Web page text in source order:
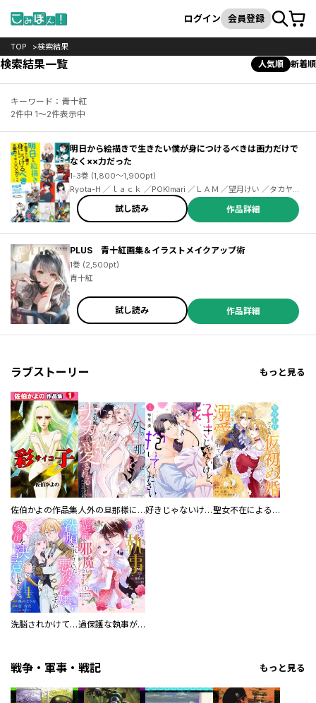
検索
ログイン 会員登録カート
TOP 検索結果
検索結果一覧 人気順 新着順
キーワード：青十紅
2件中 1～2件表示中
明日から絵描きで生きたい僕が身につけるべきは画力だけで
なく××力だった
1-3巻 (1,800～1,900pt)
Ryota-H ／ｌａｃｋ ／POKImari ／ＬＡＭ ／望月けい ／タカヤマ
トシアキ ／西沢５ミリ ／米山舞 ／PALOW. ／BUNBUN＆abec ／
しぐれうい ／ぽち ／わいっしゅ ／COJIRASELUNCHBOX ／凪白
みと ／風間雷太 ／Rii2 ／ｐｏｐｍａｎ３５８０ ／冨士原良 ／山田
シロ ／こうましろ ／林けゐ ／吉田誠治 ／青十紅 ／さくしゃ２ ／
ななかぐら ／寺田てら ／藤ちょこ ／ときわた ／はむねずこ ／ろる
BOX
試し読み 作品詳細
PLUS 青十紅画集＆イラストメイクアップ術
1巻 (2,500pt)
青十紅
試し読み 作品詳細
ラブストーリー もっと見る
佐伯かよの作品集 人外の旦那様に娶られ毎晩ナカまで愛される…。アンソロジー 好きじゃないけど、抱いてください【電子単行本版／特典おまけ付き】 聖女不在による仮初め婚なのに、不器用な王太子に溺愛されています【電子単行本版／特典おまけ付き】
洗脳されかけていた悪役令嬢ですが家出を決意しました。【電子単行本版／特典おまけ付き】 過保護な執事が私の婚活を邪魔してきます！ 分冊版
戦争・軍事・戦記 もっと見る